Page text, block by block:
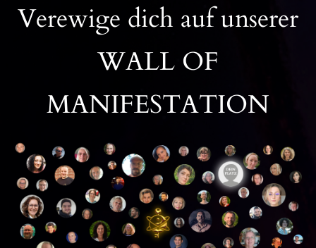
Verewige dich auf unserer
WALL OF
MANIFESTATION